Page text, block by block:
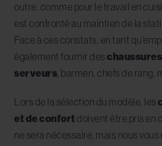
outre, comme pour le travail en
est confronté au maintien de la
Face à ces constats, en tant
également fournir des
serveurs , barmen, chefs de rang,
Lors de la sélection du modèle, les
et de confortdoivent être pris en
ne sera nécessaire, mais nous